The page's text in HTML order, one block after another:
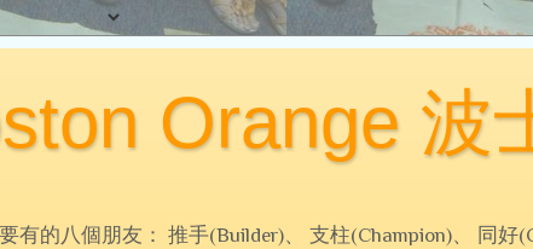
Orange 波
有的八個朋友： 推手(Builder)、 支柱(Champion)、 同